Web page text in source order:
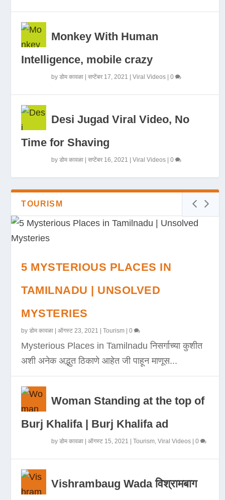
Monkey With Human
Intelligence, mobile crazy
byडोम कावळा |सप्टेंबर 17, 2021 |Viral Videos |0
Desi Jugad Viral Video, No
Time for Shaving
byडोम कावळा |सप्टेंबर 16, 2021 |Viral Videos |0
TOURISM
5 MYSTERIOUS PLACES IN
TAMILNADU | UNSOLVED
MYSTERIES
byडोम कावळा |ऑगस्ट 23, 2021 |Tourism |0
Mysterious Places in Tamilnadu निसर्गाच्या कुशीत
अशी अनेक अद्भुत ठिकाणे आहेत जी पाहून माणूस...
Woman Standing at the top of
Burj Khalifa | Burj Khalifa ad
byडोम कावळा |ऑगस्ट 15, 2021 |Tourism,Viral Videos |0
Vishrambaug Wada विश्रामबाग